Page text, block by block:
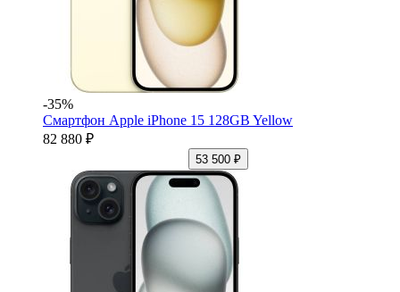
-35%
Смартфон Apple iPhone 15 128GB Yellow
82 880 ₽
53 500 ₽